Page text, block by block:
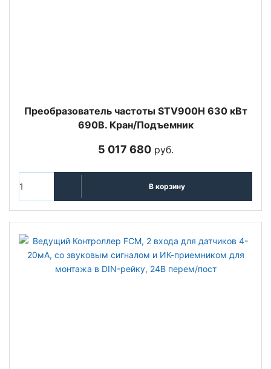
Преобразователь частоты STV900H 630 кВт
690В. Кран/Подъемник
5 017 680руб.
В корзину